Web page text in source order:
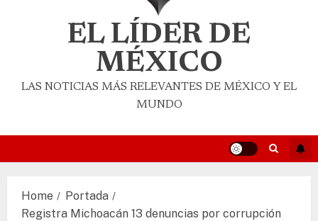
EL LÍDER DE
MÉXICO
LAS NOTICIAS MÁS RELEVANTES DE MÉXICO Y EL
MUNDO
Home
Portada
Registra Michoacán 13 denuncias por corrupción